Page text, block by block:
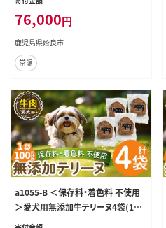
市 鶏 ジャーキー 犬 ドッグ ペット フ
ード エサ おやつ ごはん 間食 ご褒美
ペット関係
76,000円
鹿児島県姶良市
常温
a1055-B ＜保存料・着色料 不使用
＞愛犬用無添加牛テリーヌ4袋(1袋
約100g・合計約400g)【Nフードサー